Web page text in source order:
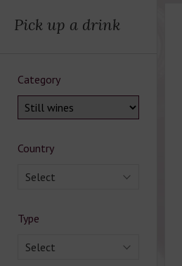
Pick up a drink
Category
Country
Select
Type
Select